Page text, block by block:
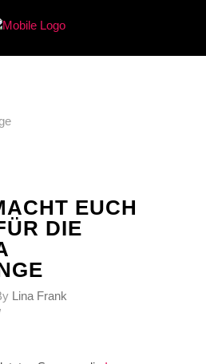
EUCH
DIE
Lina Frank